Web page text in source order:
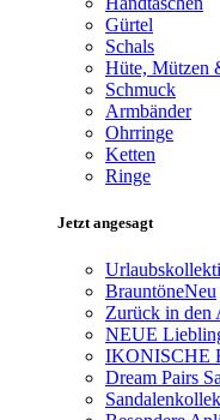
Gürtel
Schals
Hüte, Mützen
Schmuck
Armbänder
Ohrringe
Ketten
Ringe
Jetzt angesagt
BrauntöneNeu
Zurück in den
NEUE
IKONISCHE
Dream Pairs